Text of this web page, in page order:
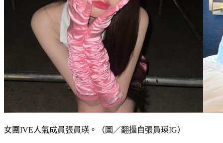
女團IVE人氣成員張員瑛。（圖／翻攝自張員瑛IG）